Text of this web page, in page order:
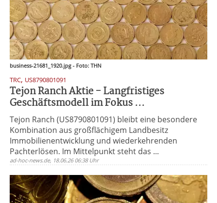
business-21681_1920.jpg - Foto: THN
TRC, US8790801091
Tejon Ranch Aktie - Langfristiges
Geschäftsmodell im Fokus ...
Tejon Ranch (US8790801091) bleibt eine besondere
Kombination aus großflächigem Landbesitz
Immobilienentwicklung und wiederkehrenden
Pachterlösen. Im Mittelpunkt steht das ...
ad-hoc-news.de, 18.06.26 06:38 Uhr